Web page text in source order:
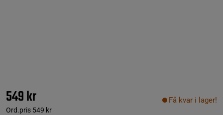
549 kr
Ord.pris 549 kr
Få kvar i lager!